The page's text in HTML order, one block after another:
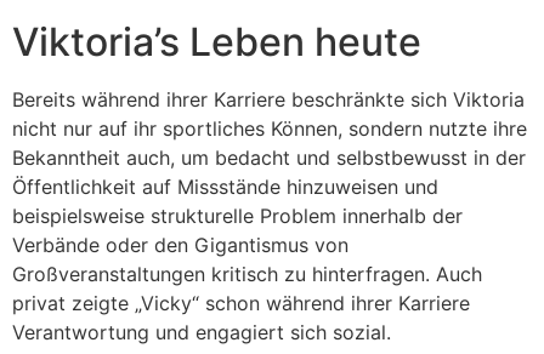
Viktoria’s Leben heute
Bereits während ihrer Karriere beschränkte sich Viktoria
nicht nur auf ihr sportliches Können, sondern nutzte ihre
Bekanntheit auch, um bedacht und selbstbewusst in der
Öffentlichkeit auf Missstände hinzuweisen und
beispielsweise strukturelle Problem innerhalb der
Verbände oder den Gigantismus von
Großveranstaltungen kritisch zu hinterfragen. Auch
privat zeigte „Vicky“ schon während ihrer Karriere
Verantwortung und engagiert sich sozial.